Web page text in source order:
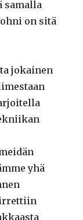
samalla
on sitä
jokainen
yhä